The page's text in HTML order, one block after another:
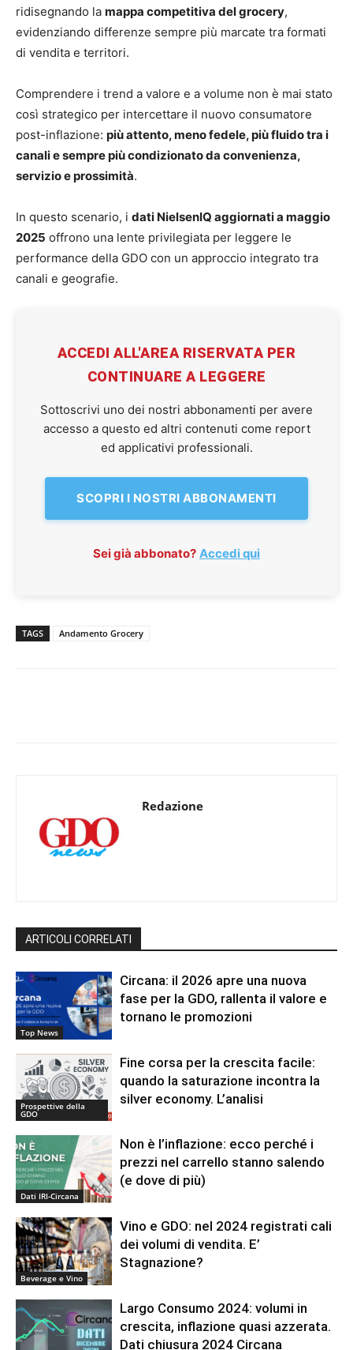
ridisegnando la mappa competitiva del grocery,
evidenziando differenze sempre più marcate tra formati
di vendita e territori.
Comprendere i trend a valore e a volume non è mai stato
così strategico per intercettare il nuovo consumatore
post-inflazione: più attento, meno fedele, più fluido tra i
canali e sempre più condizionato da convenienza,
servizio e prossimità.
In questo scenario, i dati NielsenIQ aggiornati a maggio
2025 offrono una lente privilegiata per leggere le
performance della GDO con un approccio integrato tra
canali e geografie.
ACCEDI ALL'AREA RISERVATA PER
CONTINUARE A LEGGERE
Sottoscrivi uno dei nostri abbonamenti per avere
accesso a questo ed altri contenuti come report
ed applicativi professionali.
SCOPRI I NOSTRI ABBONAMENTI
Sei già abbonato? Accedi qui
TAGS Andamento Grocery
Redazione
ARTICOLI CORRELATI
Top News
Circana: il 2026 apre una nuova
fase per la GDO, rallenta il valore e
tornano le promozioni
Prospettive della
GDO
Fine corsa per la crescita facile:
quando la saturazione incontra la
silver economy. L’analisi
Dati IRI-Circana
Non è l’inflazione: ecco perché i
prezzi nel carrello stanno salendo
(e dove di più)
Beverage e Vino
Vino e GDO: nel 2024 registrati cali
dei volumi di vendita. E’
Stagnazione?
Largo Consumo 2024: volumi in
crescita, inflazione quasi azzerata.
Dati chiusura 2024 Circana